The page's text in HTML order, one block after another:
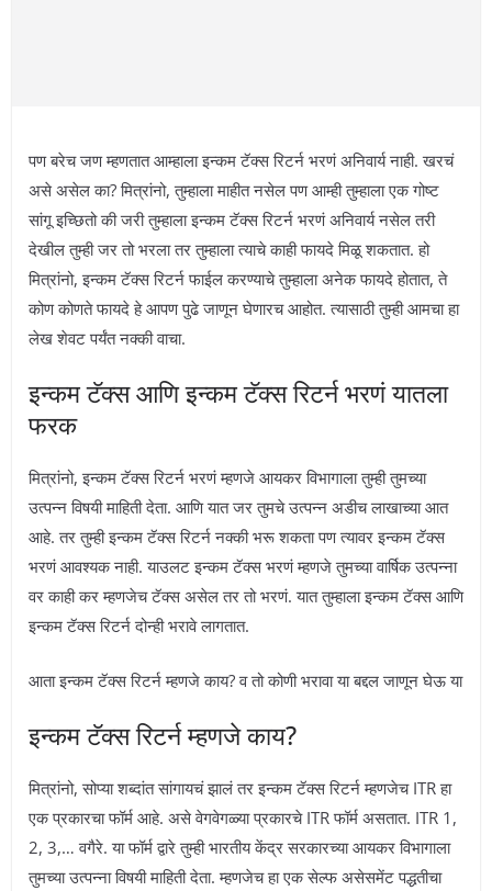
पण बरेच जण म्हणतात आम्हाला इन्कम टॅक्स रिटर्न भरणं अनिवार्य नाही. खरचं
असे असेल का? मित्रांनो, तुम्हाला माहीत नसेल पण आम्ही तुम्हाला एक गोष्ट
सांगू इच्छितो की जरी तुम्हाला इन्कम टॅक्स रिटर्न भरणं अनिवार्य नसेल तरी
देखील तुम्ही जर तो भरला तर तुम्हाला त्याचे काही फायदे मिळू शकतात. हो
मित्रांनो, इन्कम टॅक्स रिटर्न फाईल करण्याचे तुम्हाला अनेक फायदे होतात, ते
कोण कोणते फायदे हे आपण पुढे जाणून घेणारच आहोत. त्यासाठी तुम्ही आमचा हा
लेख शेवट पर्यंत नक्की वाचा.
इन्कम टॅक्स आणि इन्कम टॅक्स रिटर्न भरणं यातला
फरक
मित्रांनो, इन्कम टॅक्स रिटर्न भरणं म्हणजे आयकर विभागाला तुम्ही तुमच्या
उत्पन्न विषयी माहिती देता. आणि यात जर तुमचे उत्पन्न अडीच लाखाच्या आत
आहे. तर तुम्ही इन्कम टॅक्स रिटर्न नक्की भरू शकता पण त्यावर इन्कम टॅक्स
भरणं आवश्यक नाही. याउलट इन्कम टॅक्स भरणं म्हणजे तुमच्या वार्षिक उत्पन्ना
वर काही कर म्हणजेच टॅक्स असेल तर तो भरणं. यात तुम्हाला इन्कम टॅक्स आणि
इन्कम टॅक्स रिटर्न दोन्ही भरावे लागतात.
आता इन्कम टॅक्स रिटर्न म्हणजे काय? व तो कोणी भरावा या बद्दल जाणून घेऊ या
इन्कम टॅक्स रिटर्न म्हणजे काय?
मित्रांनो, सोप्या शब्दांत सांगायचं झालं तर इन्कम टॅक्स रिटर्न म्हणजेच ITR हा
एक प्रकारचा फॉर्म आहे. असे वेगवेगळ्या प्रकारचे ITR फॉर्म असतात. ITR 1,
2, 3,… वगैरे. या फॉर्म द्वारे तुम्ही भारतीय केंद्र सरकारच्या आयकर विभागाला
तुमच्या उत्पन्ना विषयी माहिती देता. म्हणजेच हा एक सेल्फ असेसमेंट पद्धतीचा